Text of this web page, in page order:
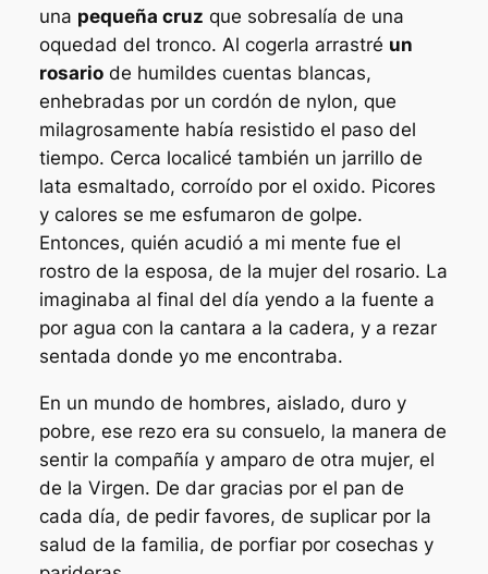
una pequeña cruz que sobresalía de una
oquedad del tronco. Al cogerla arrastré un
rosariode humildes cuentas blancas,
enhebradas por un cordón de nylon, que
milagrosamente había resistido el paso del
tiempo. Cerca localicé también un jarrillo de
lata esmaltado, corroído por el oxido. Picores
y calores se me esfumaron de golpe.
Entonces, quién acudió a mi mente fue el
rostro de la esposa, de la mujer del rosario. La
imaginaba al final del día yendo a la fuente a
por agua con la cantara a la cadera, y a rezar
sentada donde yo me encontraba.
En un mundo de hombres, aislado, duro y
pobre, ese rezo era su consuelo, la manera de
sentir la compañía y amparo de otra mujer, el
de la Virgen. De dar gracias por el pan de
cada día, de pedir favores, de suplicar por la
salud de la familia, de porfiar por cosechas y